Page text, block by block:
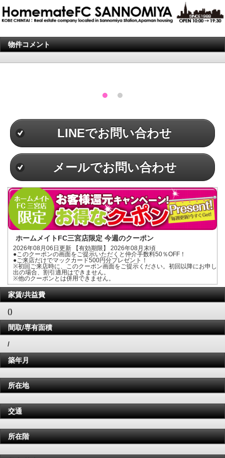
物件コメント
LINEでお問い合わせ
メールでお問い合わせ
ホームメイトFC三宮店限定 今週のクーポン
2026年08月06日更新 【有効期限】 2026年08月末頃
●このクーポンの画面をご提示いただくと仲介手数料50％OFF！
●ご来店だけでマックカード500円分プレゼント！
※初回ご来店時に、このクーポン画面をご提示ください。初回以降にお申し
出の場合、割引適用はできません。
※他のクーポンとは併用できません。
家賃/共益費
()
間取/専有面積
/
築年月
所在地
交通
所在階